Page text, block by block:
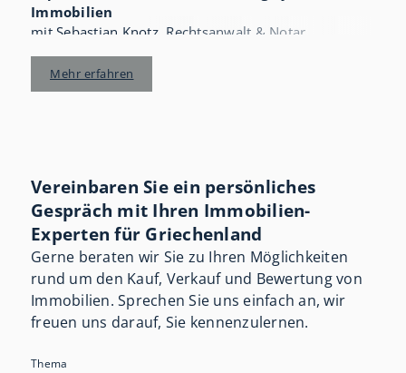
Immobilien
mit Sebastian Knotz, Rechtsanwalt & Notar
und Jeannine Himme, Steuerberaterin
Mehr erfahren
Vereinbaren Sie ein persönliches
Gespräch mit Ihren Immobilien-
Experten für Griechenland
Gerne beraten wir Sie zu Ihren Möglichkeiten
rund um den Kauf, Verkauf und Bewertung von
Immobilien. Sprechen Sie uns einfach an, wir
freuen uns darauf, Sie kennenzulernen.
Thema